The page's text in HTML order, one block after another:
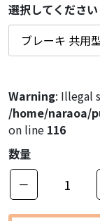
選択してください
Warning: Illegal
/home/naraoa/
on line 116
数量
－